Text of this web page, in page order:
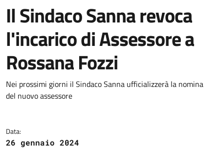
Il Sindaco Sanna revoca
l'incarico di Assessore a
Rossana Fozzi
Dettagli della notizia
Nei prossimi giorni il Sindaco Sanna ufficializzerà la nomina
del nuovo assessore
Data:
26 gennaio 2024